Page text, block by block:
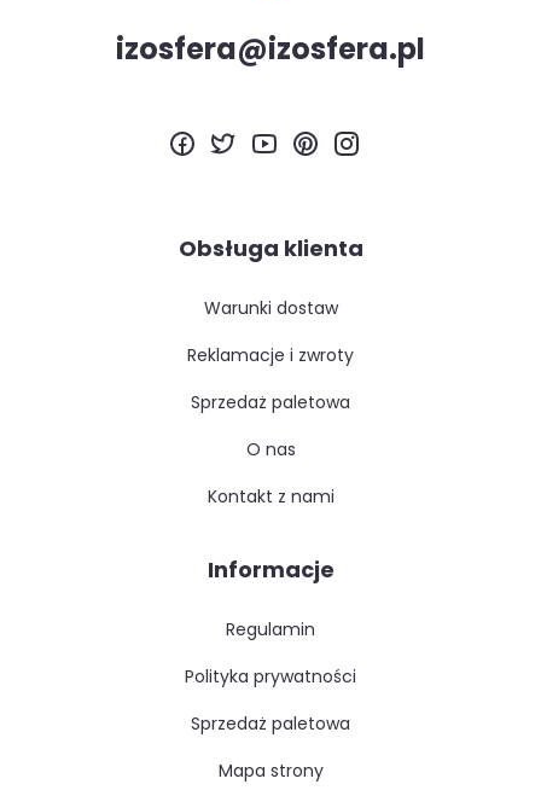
izosfera@izosfera.pl
Obsługa klienta
warunki dostaw
reklamacje i zwroty
sprzedaż paletowa
o nas
kontakt z nami
Informacje
regulamin
polityka prywatności
sprzedaż paletowa
mapa strony